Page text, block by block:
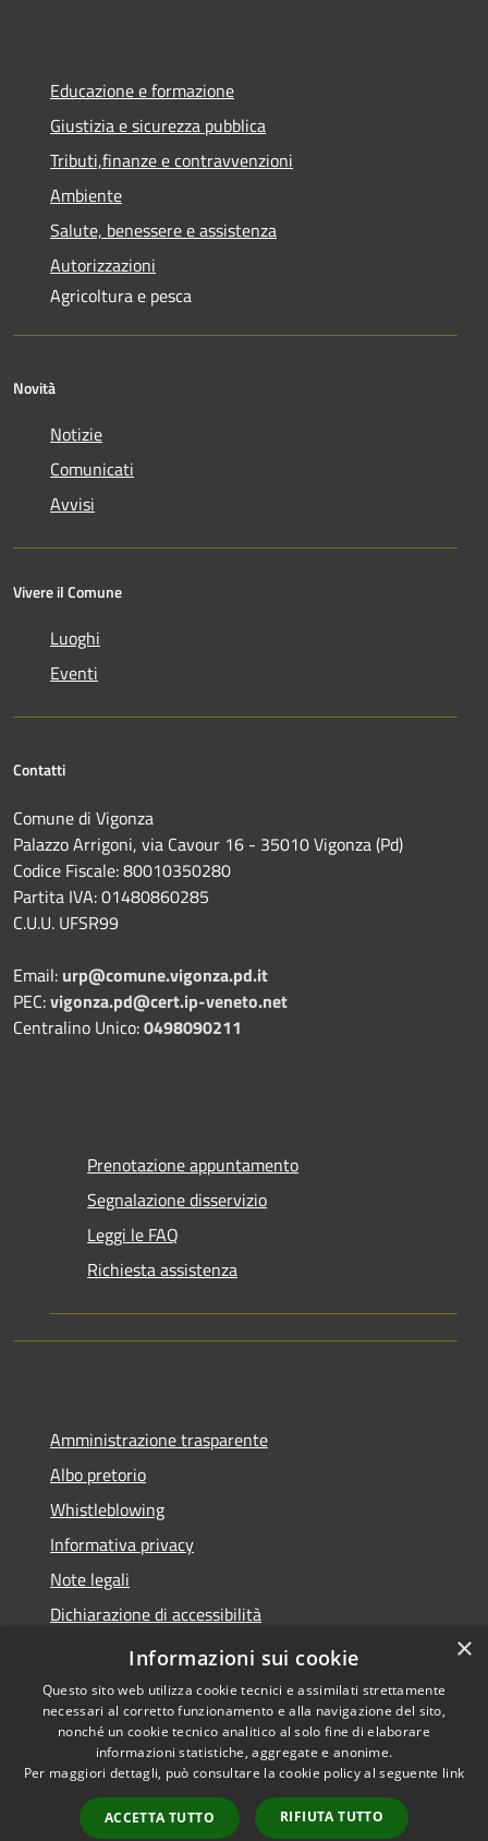
Educazione e formazione
Giustizia e sicurezza pubblica
Tributi,finanze e contravvenzioni
Ambiente
Salute, benessere e assistenza
Autorizzazioni
Agricoltura e pesca
Novità
Notizie
Comunicati
Avvisi
Vivere il Comune
Luoghi
Eventi
Contatti
Comune di Vigonza
Palazzo Arrigoni, via Cavour 16 - 35010 Vigonza (Pd)
Codice Fiscale: 80010350280
Partita IVA: 01480860285
C.U.U. UFSR99
Email: urp@comune.vigonza.pd.it
PEC:vigonza.pd@cert.ip-veneto.net
Centralino Unico:0498090211
Prenotazione appuntamento
Segnalazione disservizio
Leggi le FAQ
Richiesta assistenza
Amministrazione trasparente
Albo pretorio
Whistleblowing
Informativa privacy
Note legali
Dichiarazione di accessibilità
Obiettivi di accessibilità
Accessibilità
Copyright © 2026 • Comune di
Vigonza • Powered by
Municipium•
Accesso
×
Informazioni sui cookie
Questo sito web utilizza cookie tecnici e assimilati strettamente
necessari al corretto funzionamento e alla navigazione del sito,
nonché un cookie tecnico analitico al solo fine di elaborare
informazioni statistiche, aggregate e anonime.
Per maggiori dettagli, può consultare la cookie policy al seguente link
ACCETTA TUTTO RIFIUTA TUTTO